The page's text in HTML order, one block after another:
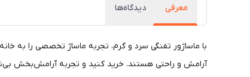
معرفی دیدگاه‌ها
با ماساژور تفنگی سرد و گرم، تجربه ماساژ تخصصی را به
آرامش و راحتی هستند. خرید کنید و تجربه آرامش‌بخش